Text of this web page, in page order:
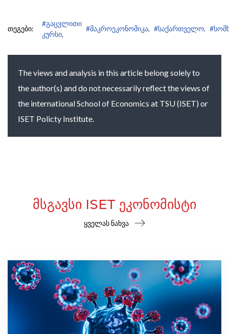
თეგები:
#გაცვლითი
კურსი,
#მაკროეკონომიკა, #საქართველო,
The views and analysis in this article belong solely to
the author(s) and do not necessarily reflect the views of
the international School of Economics at TSU (ISET) or
ISET Policty Institute.
ᲛᲡᲒᲐᲕᲡᲘ ISET ᲔᲙᲝᲜᲝᲛᲘᲡᲢᲘ
ყველას ნახვა